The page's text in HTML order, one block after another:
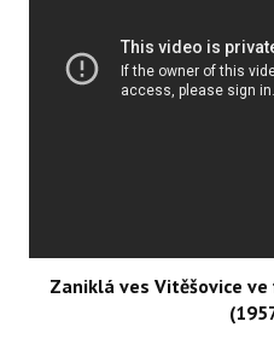
Zaniklá ves Vitěšovice